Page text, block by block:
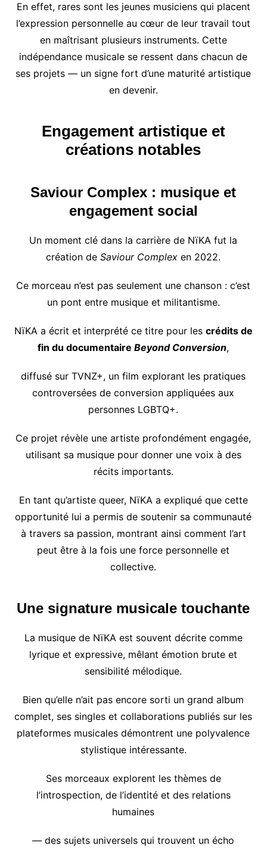
En effet, rares sont les jeunes musiciens qui placent
l’expression personnelle au cœur de leur travail tout
en maîtrisant plusieurs instruments. Cette
indépendance musicale se ressent dans chacun de
ses projets — un signe fort d’une maturité artistique
en devenir.
Engagement artistique et
créations notables
Saviour Complex : musique et
engagement social
Un moment clé dans la carrière de NïKA fut la
création deSaviour Complex en 2022.
Ce morceau n’est pas seulement une chanson : c’est
un pont entre musique et militantisme.
NïKA a écrit et interprété ce titre pour les crédits de
fin du documentaireBeyond Conversion,
diffusé sur TVNZ+, un film explorant les pratiques
controversées de conversion appliquées aux
personnes LGBTQ+.
Ce projet révèle une artiste profondément engagée,
utilisant sa musique pour donner une voix à des
récits importants.
En tant qu’artiste queer, NïKA a expliqué que cette
opportunité lui a permis de soutenir sa communauté
à travers sa passion, montrant ainsi comment l’art
peut être à la fois une force personnelle et
collective.
Une signature musicale touchante
La musique de NïKA est souvent décrite comme
lyrique et expressive, mêlant émotion brute et
sensibilité mélodique.
Bien qu’elle n’ait pas encore sorti un grand album
complet, ses singles et collaborations publiés sur les
plateformes musicales démontrent une polyvalence
stylistique intéressante.
Ses morceaux explorent les thèmes de
l’introspection, de l’identité et des relations
humaines
— des sujets universels qui trouvent un écho